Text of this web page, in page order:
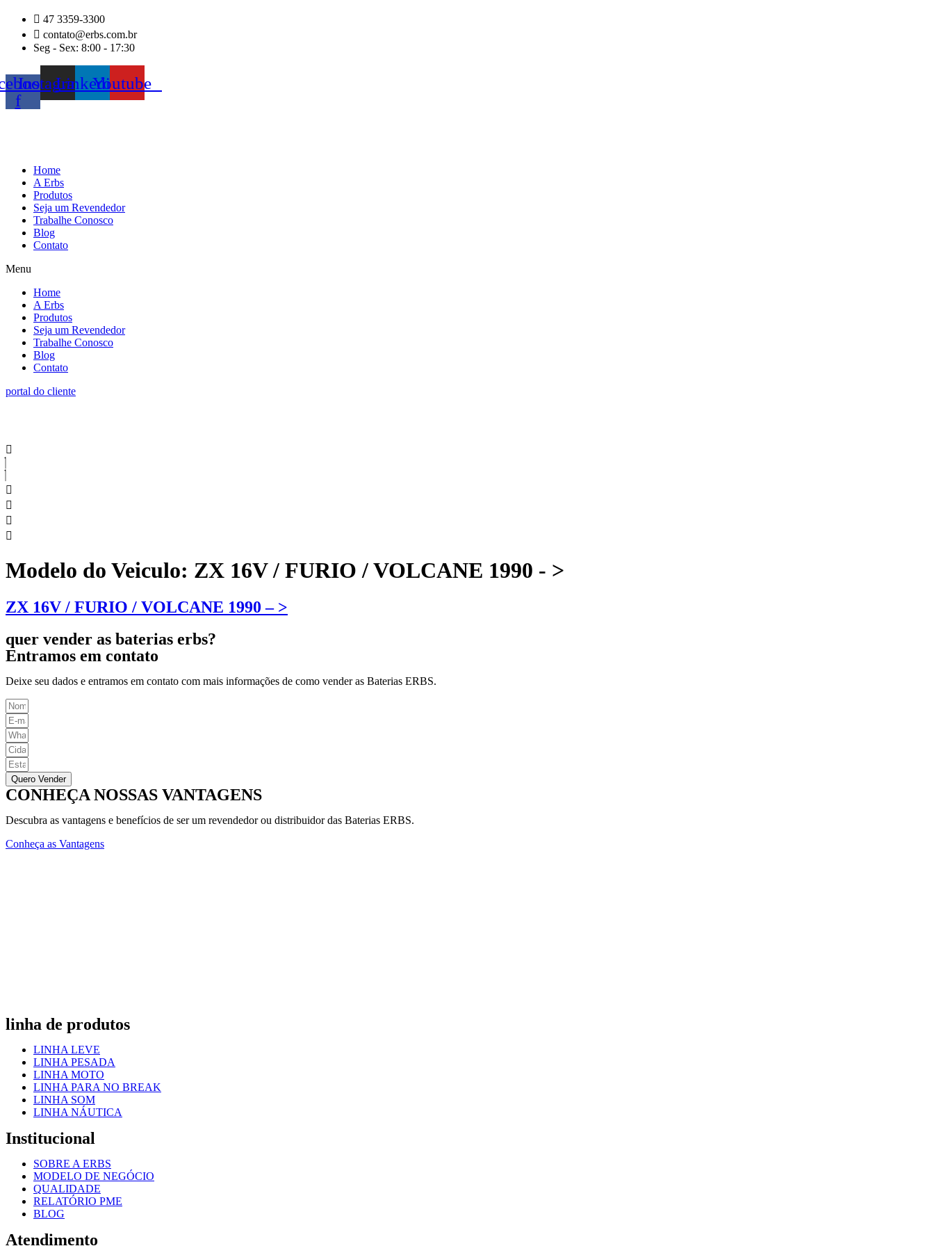
conteúdo
47 3359-3300
contato@erbs.com.br
Seg - Sex: 8:00 - 17:30
f
InstagramLinkedinYoutube
Home
A Erbs
Produtos
Seja um Revendedor
Trabalhe Conosco
Blog
Contato
Menu
Home
A Erbs
Produtos
Seja um Revendedor
Trabalhe Conosco
Blog
Contato
portal do cliente
Modelo do Veiculo: ZX 16V / FURIO / VOLCANE 1990 - >
ZX 16V / FURIO / VOLCANE 1990 – >
quer vender as baterias erbs?
Entramos em contato
Deixe seu dados e entramos em contato com mais informações de como vender as Baterias ERBS.
Quero Vender
CONHEÇA NOSSAS VANTAGENS
Descubra as vantagens e benefícios de ser um revendedor ou distribuidor das Baterias ERBS.
Conheça as Vantagens
linha de produtos
LINHA LEVE
LINHA PESADA
LINHA MOTO
LINHA PARA NO BREAK
LINHA SOM
LINHA NÁUTICA
Institucional
SOBRE A ERBS
MODELO DE NEGÓCIO
QUALIDADE
RELATÓRIO PME
BLOG
Atendimento